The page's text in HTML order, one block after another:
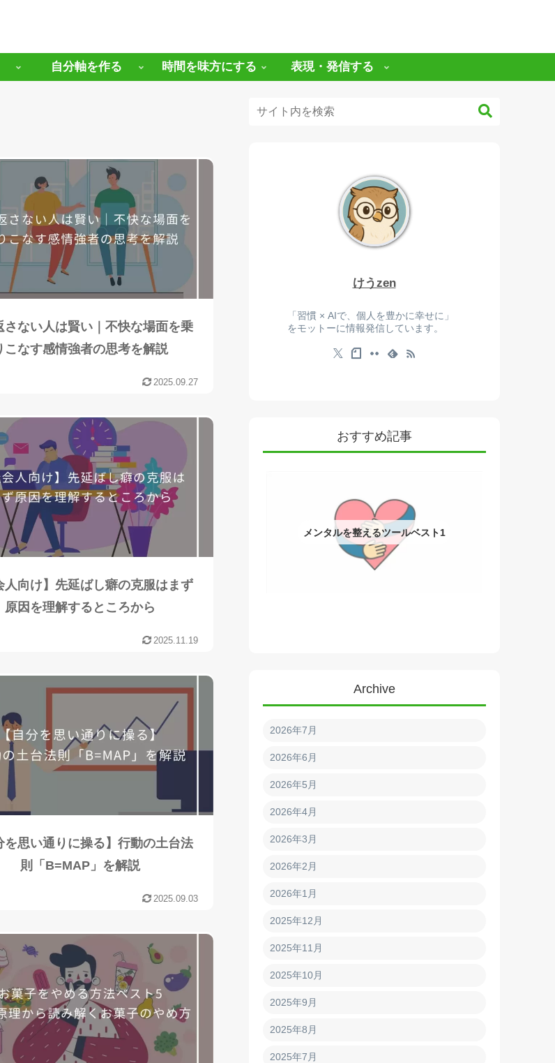
自分軸を作る 時間を味方にする 表現・発信する
さない人は賢い｜不快な場面を乗
こなす感情強者の思考を解説
2025.09.27
人向け】先延ばし癖の克服はまず
原因を理解するところから
2025.11.19
を思い通りに操る】行動の土台法
則「B=MAP」を解説
2025.09.03
けうzen
「習慣 × AIで、個人を豊かに幸せに」
をモットーに情報発信しています。
おすすめ記事
メンタルを整えるツールベスト1
Archive
2026年7月
2026年6月
2026年5月
2026年4月
2026年3月
2026年2月
2026年1月
2025年12月
2025年11月
2025年10月
2025年9月
2025年8月
2025年7月